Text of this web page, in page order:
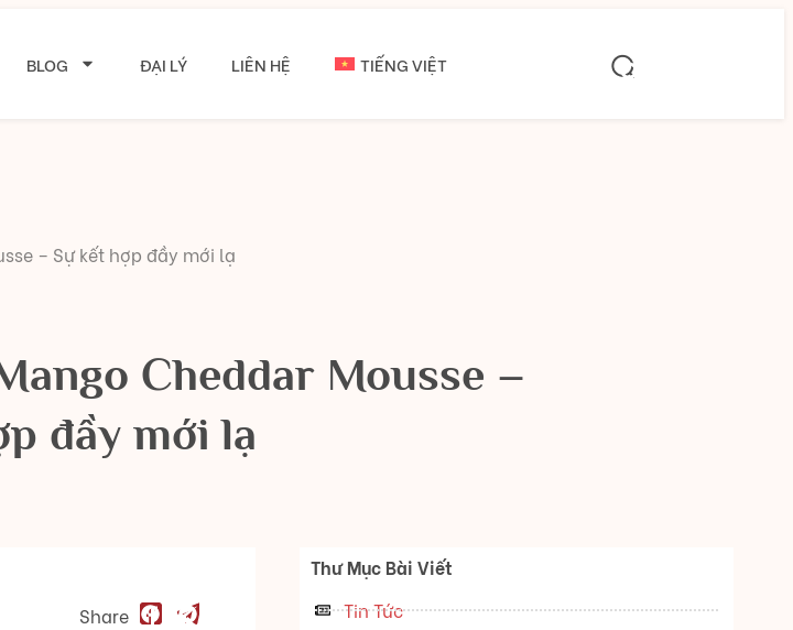
BLOG ĐẠI LÝ LIÊN HỆ TIẾNG VIỆT
– Sự kết hợp đầy mới lạ
Cheddar Mousse –
đầy mới lạ
Share
Thư Mục Bài Viết
Tin Tức